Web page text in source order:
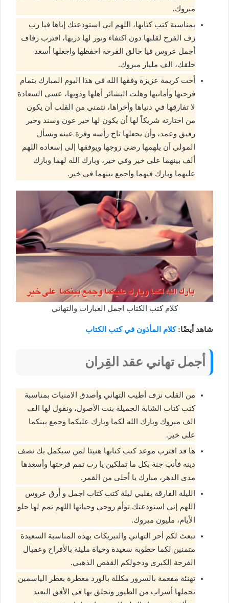
مبروك.
بمناسبة كتب كتابها، اللهم اني استودعتك إياها فيا رب
زف الفرح لقلبها دون اكتفاء ونور لها دربها، اقترب زفاف
أجمل عروس فيا خالق الفرحة احفظها واجعلها أسعد
خلقك، الف مليار مبروك.
أخت كريمة عزيزة وفقها الله في هذا اليوم المبارك بتمام
فرحتها وأمانيها وهلت البشائر أهلها وذويها، عسى السعادة
لا تفارقها في دنياها وأخراها، نتمنى من القلب أن يكون
من اختارته شريكاً لها أن يكون لها خير عون وسند وخير
رفيق وعمد، وأن يجعلها تاج رأسه وقرة عينه ونسأل
المولى أن يلهمها رضى زوجها ويوفقها إلى إسعاده اللهم
ألف بينهما على خير وفي خير، وبارك الله لهما وبارك
عليهما وبارك فيهما واجمع بينهما في خير.
كلام كتب الكتاب اجمل العبارات والتهاني
شاهد أيضًا:كلام المأذون في كتب الكتاب
أجمل تهاني عقد القِران
من القلب نزف أطيب التهاني وأصدق الامنيات بمناسبة
كتب كتاب الشابة الجميلة بنت الأصول، ونقول لها الف
الف مبروك وبارك الله لكما وبارك عليكما وجمع بينكما
على خير.
ها قد اقترب موعد كتب كتابها هنيئا لمن سيكمل بك نصف
دينه فأنتِ جنة بكل ما تملكين يا رب تمم فرحتها وأسعدها
مدى الدهر، مبارك يا أحلى من القمر.
الليلة الفارقة بقلبي ليلة كتب كتاب اجمل و أرق عروس
اللهم إني استودعتك توأم روحي وحياتها اللهم تمم لها حلو
الأيام، مليون مبروك.
نبعث لكم أحر التهاني والتبريكات بهذه المناسبة السعيدة
متمنين لكما خطوبة سعيدة وحياة مليئة بالأفراح وعقبال
الفرحة الكبرى ودخولكم القفص الذهبي.
تهنئة مفعمة بالسرور مكللة بالورد معطرة بعطر الياسمين
تحملها أسراب من الطيور وتحلق بها في الأفق البعيد